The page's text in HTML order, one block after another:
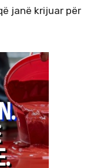
janë krijuar për